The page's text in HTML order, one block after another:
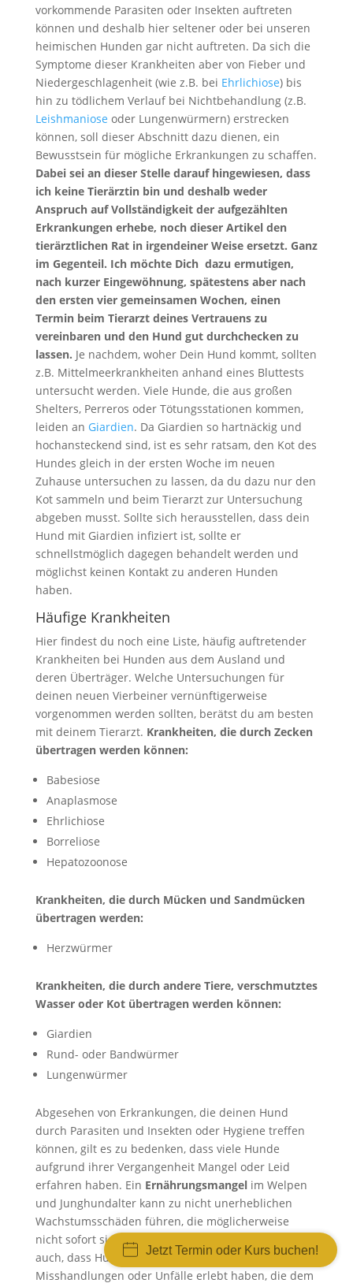
Jetzt Termin oder Kurs buchen!
vorkommende Parasiten oder Insekten auftreten
können und deshalb hier seltener oder bei unseren
heimischen Hunden gar nicht auftreten. Da sich die
Symptome dieser Krankheiten aber von Fieber und
Niedergeschlagenheit (wie z.B. bei Ehrlichiose) bis
hin zu tödlichem Verlauf bei Nichtbehandlung (z.B.
Leishmaniose oder Lungenwürmern) erstrecken
können, soll dieser Abschnitt dazu dienen, ein
Bewusstsein für mögliche Erkrankungen zu schaffen.
Dabei sei an dieser Stelle darauf hingewiesen, dass
ich keine Tierärztin bin und deshalb weder
Anspruch auf Vollständigkeit der aufgezählten
Erkrankungen erhebe, noch dieser Artikel den
tierärztlichen Rat in irgendeiner Weise ersetzt. Ganz
im Gegenteil. Ich möchte Dich dazu ermutigen,
nach kurzer Eingewöhnung, spätestens aber nach
den ersten vier gemeinsamen Wochen, einen
Termin beim Tierarzt deines Vertrauens zu
vereinbaren und den Hund gut durchchecken zu
lassen. Je nachdem, woher Dein Hund kommt, sollten
z.B. Mittelmeerkrankheiten anhand eines Bluttests
untersucht werden. Viele Hunde, die aus großen
Shelters, Perreros oder Tötungsstationen kommen,
leiden an Giardien. Da Giardien so hartnäckig und
hochansteckend sind, ist es sehr ratsam, den Kot des
Hundes gleich in der ersten Woche im neuen
Zuhause untersuchen zu lassen, da du dazu nur den
Kot sammeln und beim Tierarzt zur Untersuchung
abgeben musst. Sollte sich herausstellen, dass dein
Hund mit Giardien infiziert ist, sollte er
schnellstmöglich dagegen behandelt werden und
möglichst keinen Kontakt zu anderen Hunden
haben.
Häufige Krankheiten
Hier findest du noch eine Liste, häufig auftretender
Krankheiten bei Hunden aus dem Ausland und
deren Überträger. Welche Untersuchungen für
deinen neuen Vierbeiner vernünftigerweise
vorgenommen werden sollten, berätst du am besten
mit deinem Tierarzt. Krankheiten, die durch Zecken
übertragen werden können:
Babesiose
Anaplasmose
Ehrlichiose
Borreliose
Hepatozoonose
Krankheiten, die durch Mücken und Sandmücken
übertragen werden:
Herzwürmer
Krankheiten, die durch andere Tiere, verschmutztes
Wasser oder Kot übertragen werden können:
Giardien
Rund- oder Bandwürmer
Lungenwürmer
Abgesehen von Erkrankungen, die deinen Hund
durch Parasiten und Insekten oder Hygiene treffen
können, gilt es zu bedenken, dass viele Hunde
aufgrund ihrer Vergangenheit Mangel oder Leid
erfahren haben. Ein Ernährungsmangelim Welpen
und Junghundalter kann zu nicht unerheblichen
Wachstumsschäden führen, die möglicherweise
nicht sofort sichtbar sind. Nicht selten erlebe ich
auch, dass Hunde aus dem Tierschutz
Misshandlungen oder Unfälle erlebt haben, die dem